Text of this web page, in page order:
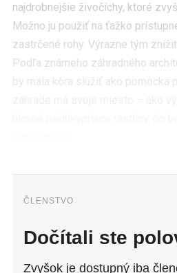
najdrobnejšie živočíchy, ktoré
Možno ju použiť na ťažko
zastrčené rohy. Výrazne tým
Podľa známeho záhradného
by mala kôra slúžiť ako pomôcka
ČLENSTVO
Dočítali ste
Zvyšok je dostupný iba